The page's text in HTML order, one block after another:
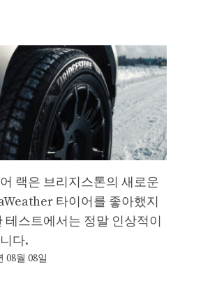
랙은 브리지스톤의 새로운
타이어를 좋아했지
테스트에서는 정말 인상적이
다.
08월 08일